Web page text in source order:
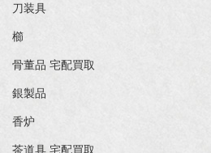
刀装具
櫛
骨董品 宅配買取
銀製品
香炉
茶道具 宅配買取